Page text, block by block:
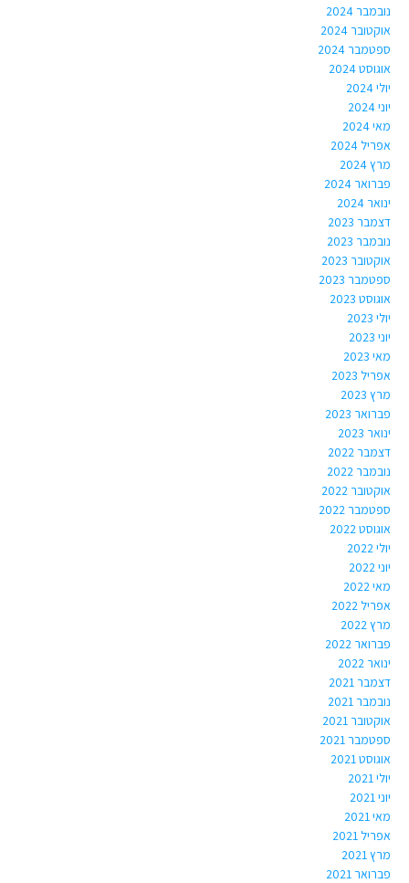
נובמבר 2024
אוקטובר 2024
ספטמבר 2024
אוגוסט 2024
יולי 2024
יוני 2024
מאי 2024
אפריל 2024
מרץ 2024
פברואר 2024
ינואר 2024
דצמבר 2023
נובמבר 2023
אוקטובר 2023
ספטמבר 2023
אוגוסט 2023
יולי 2023
יוני 2023
מאי 2023
אפריל 2023
מרץ 2023
פברואר 2023
ינואר 2023
דצמבר 2022
נובמבר 2022
אוקטובר 2022
ספטמבר 2022
אוגוסט 2022
יולי 2022
יוני 2022
מאי 2022
אפריל 2022
מרץ 2022
פברואר 2022
ינואר 2022
דצמבר 2021
נובמבר 2021
אוקטובר 2021
ספטמבר 2021
אוגוסט 2021
יולי 2021
יוני 2021
מאי 2021
אפריל 2021
מרץ 2021
פברואר 2021